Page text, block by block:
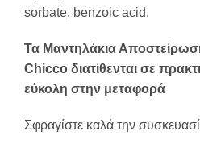
sorbate, benzoic acid.
Τα Μαντηλάκια
Chicco διατίθενται σε
εύκολη στην μεταφορά
Σφραγίστε καλά την